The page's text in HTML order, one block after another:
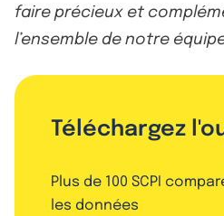
faire précieux et
l’ensemble de notre
Téléchargez
Plus de 100 SCPI
les données